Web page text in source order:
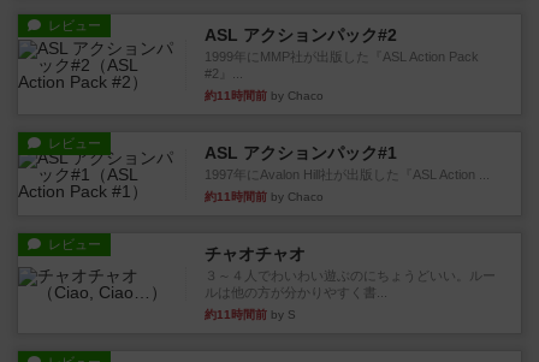
レビュー ASL アクションパック#2
1999年にMMP社が出版した『ASL Action Pack
#2』...
約11時間前 by Chaco
レビュー ASL アクションパック#1
1997年にAvalon Hill社が出版した『ASL Action ...
約11時間前 by Chaco
レビュー チャオチャオ
３～４人でわいわい遊ぶのにちょうどいい。ルー
ルは他の方が分かりやすく書...
約11時間前 by S